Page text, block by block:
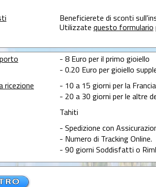
Beneficierete di sconti
Utilizzate questo formulario
- 8 Euro per il primo gioiello
- 0.20 Euro per gioiello
ricezione
- 10 a 15 giorni per la
- 20 a 30 giorni per le altre
Tahiti
- Spedizione con
- Numero di Tracking Online.
- 90 giorni Soddisfatti o